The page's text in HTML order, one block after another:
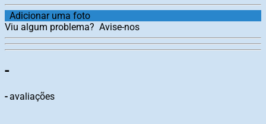
Adicionar uma foto
Viu algum problema? Avise-nos
-
-avaliações